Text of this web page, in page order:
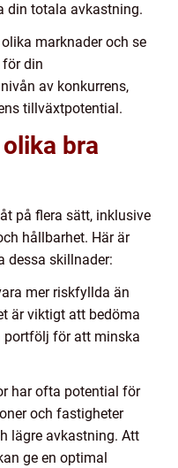
din totala avkastning.
marknader och se
din
av konkurrens,
tillväxtpotential.
bra
på flera sätt, inklusive
hållbarhet. Här är
dessa skillnader:
mer riskfyllda än
är viktigt att bedöma
portfölj för att minska
har ofta potential för
och fastigheter
lägre avkastning. Att
ge en optimal